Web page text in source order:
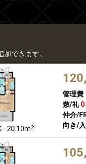
できます。
- 20.10m2
管理費
敷/礼 0
仲介/
向き/